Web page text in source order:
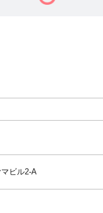
ビル2-A